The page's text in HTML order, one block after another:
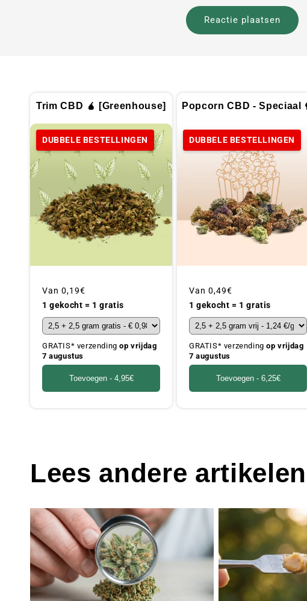
Trim CBD 🧉 [Greenhouse]
DUBBELE BESTELLINGEN
Gebruikelijke
prijs
Van 0,19€
1 gekocht = 1 gratis
GRATIS* verzendingop vrijdag
7 augustus
Toevoegen - 4,95€
Popcorn CBD - Speciaal
DUBBELE BESTELLINGEN
Gebruikelijke
prijs
Van 0,49€
1 gekocht = 1 gratis
GRATIS* verzendingop vrijdag
7 augustus
Toevoegen - 6,25€
Lees andere artikelen